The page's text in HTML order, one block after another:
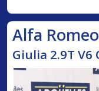
Alfa Romeo
Giulia 2.9T